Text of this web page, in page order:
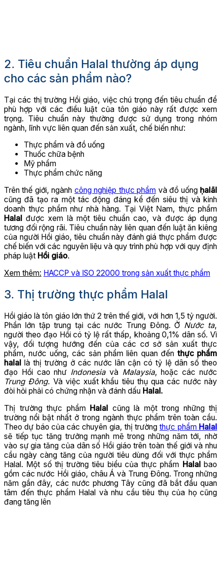
2. Tiêu chuẩn Halal thường áp dụng
cho các sản phẩm nào?
Tại các thị trường Hồi giáo, việc chú trọng đến tiêu chuẩn để
phù hợp với các điều luật của tôn giáo này rất được xem
trọng. Tiêu chuẩn này thường được sử dụng trong nhóm
ngành, lĩnh vực liên quan đến sản xuất, chế biến như:
Thực phẩm và đồ uống
Thuốc chữa bệnh
Mỹ phẩm
Thực phẩm chức năng
Trên thế giới, ngành công nghiệp thực phẩm và đồ uống ḥalāl
cũng đã tạo ra một tác động đáng kể đến siêu thị và kinh
doanh thực phẩm như nhà hàng. Tại Việt Nam, thực phẩm
Halal được xem là một tiêu chuẩn cao, và được áp dụng
tương đối rộng rãi. Tiêu chuẩn này liên quan đến luật ăn kiêng
của người Hồi giáo, tiêu chuẩn này đánh giá thực phẩm được
chế biến với các nguyên liệu và quy trình phù hợp với quy định
pháp luật Hồi giáo.
Xem thêm: HACCP và ISO 22000 trong sản xuất thực phẩm
3. Thị trường thực phẩm Halal
Hồi giáo là tôn giáo lớn thứ 2 trên thế giới, với hơn 1,5 tỷ người.
Phần lớn tập trung tại các nước Trung Đông. Ở Nước ta,
người theo đạo Hồi có tỷ lệ rất thấp, khoảng 0,1% dân số. Vì
vậy, đối tượng hướng đến của các cơ sở sản xuất thực
phẩm, nước uống, các sản phẩm liên quan đếnthực phẩm
halal là thị trường ở các nước lân cận có tỷ lệ dân số theo
đạo Hồi cao như IndonesiavàMalaysia, hoặc các nước
Trung Đông. Và việc xuất khẩu tiêu thụ qua các nước này
đòi hỏi phải có chứng nhận và đánh dấu Halal.
Thị trường thực phẩm Halal cũng là một trong những thị
trường nổi bật nhất ở trong ngành thực phẩm trên toàn cầu.
Theo dự báo của các chuyên gia, thị trườngthực phẩm Halal
sẽ tiếp tục tăng trưởng mạnh mẽ trong những năm tới, nhờ
vào sự gia tăng của dân số Hồi giáo trên toàn thế giới và nhu
cầu ngày càng tăng của người tiêu dùng đối với thực phẩm
Halal. Một số thị trường tiêu biểu của thực phẩm Halalbao
gồm các nước Hồi giáo, châu Á và Trung Đông. Trong những
năm gần đây, các nước phương Tây cũng đã bắt đầu quan
tâm đến thực phẩm Halal và nhu cầu tiêu thụ của họ cũng
đang tăng lên